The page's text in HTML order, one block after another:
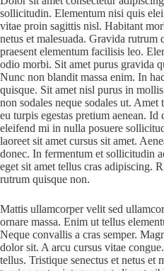
sollicitudin. Elementum nisi quis
vitae proin sagittis nisl. Habitant
netus et malesuada. Gravida rutrum
praesent elementum facilisis leo.
odio morbi. Sit amet purus gravida
Nunc non blandit massa enim. In
quisque. Sit amet nisl purus in
non sodales neque sodales ut.
eu turpis egestas pretium aenean. Id
eleifend mi in nulla posuere
laoreet sit amet cursus sit amet.
donec. In fermentum et sollicitudin
eget sit amet tellus cras adipiscing.
rutrum quisque non.
Mattis ullamcorper velit sed
ornare massa. Enim ut tellus
Neque convallis a cras semper.
dolor sit. A arcu cursus vitae
tellus. Tristique senectus et netus et